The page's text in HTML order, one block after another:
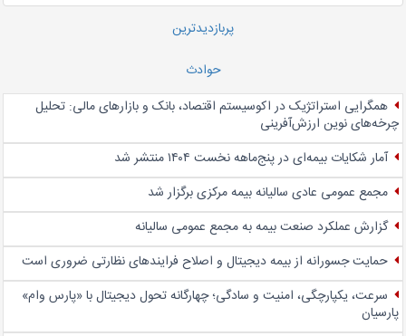
پربازدیدترین
حوادث
همگرایی استراتژیک در اکوسیستم اقتصاد، بانک و بازارهای مالی: تحلیل
چرخه‌های نوین ارزش‌آفرینی
آمار شکایات بیمه‌ای در پنج‌‌ماهه نخست ۱۴۰۴ منتشر شد
مجمع عمومی عادی سالیانه بیمه مرکزی برگزار شد
گزارش عملکرد صنعت بیمه به مجمع عمومی سالیانه
حمایت جسورانه از بیمه دیجیتال و اصلاح فرایندهای نظارتی ضروری است
سرعت، یکپارچگی، امنیت و سادگی؛ چهار‌گانه تحول دیجیتال با «پارس وام»
پارسیان